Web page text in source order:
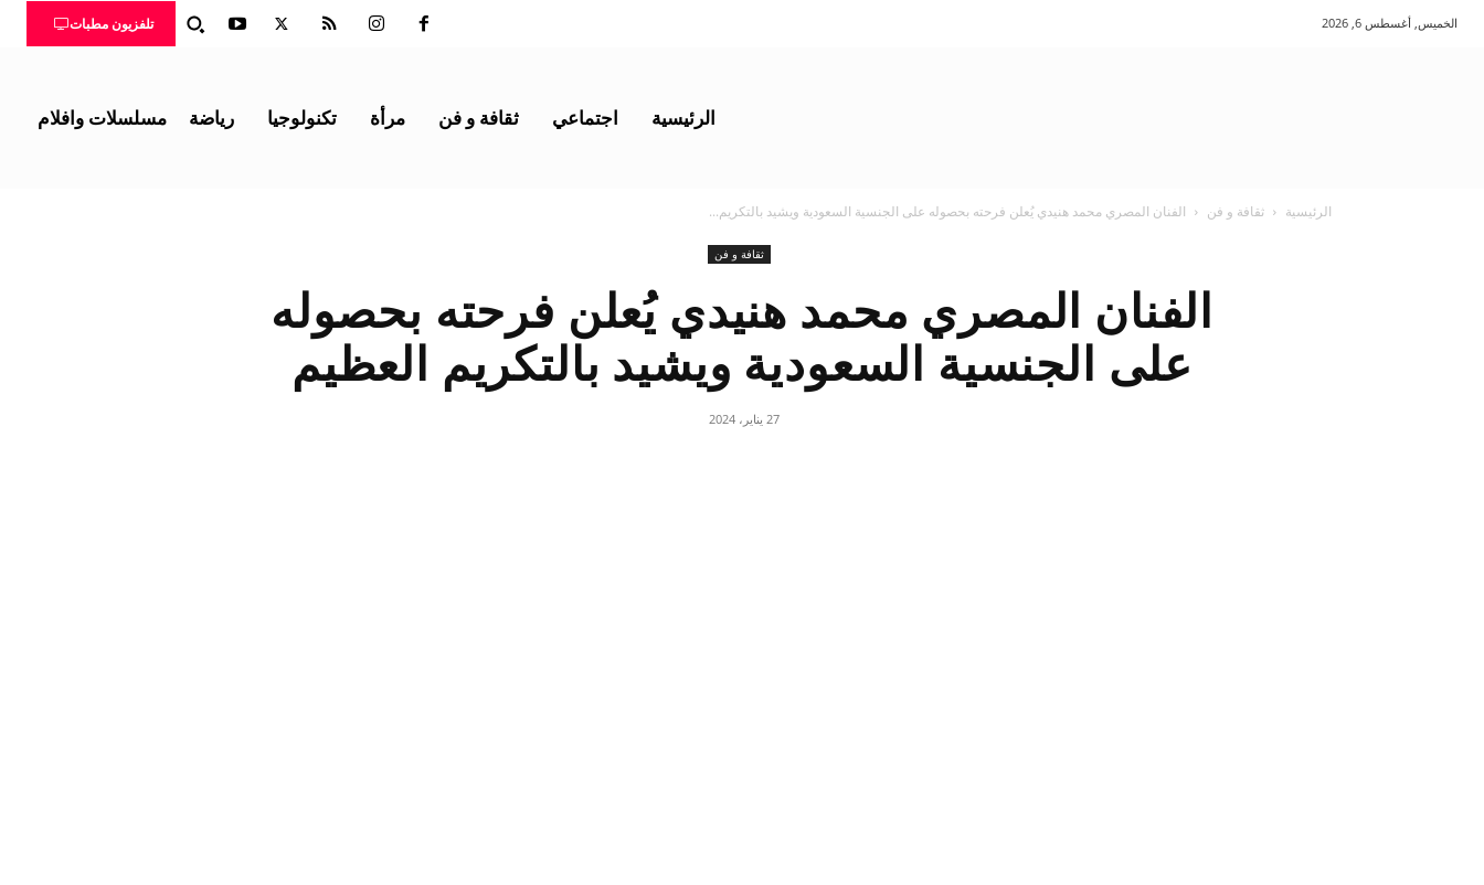
تلفزيون مطبات الخميس, أغسطس 6, 2026
الرئيسية اجتماعي ثقافة و فن مرأة تكنولوجيا رياضة مسلسلات وافلام
الرئيسية ثقافة و فن الفنان المصري محمد هنيدي يُعلن فرحته بحصوله على الجنسية السعودية ويشيد بالتكريم...
ثقافة و فن
الفنان المصري محمد هنيدي يُعلن فرحته بحصوله
على الجنسية السعودية ويشيد بالتكريم العظيم
27 يناير، 2024